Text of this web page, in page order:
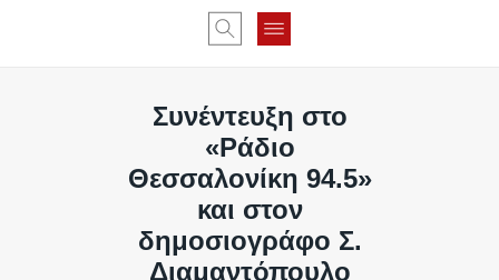
Συνέντευξη στο
«Ράδιο
Θεσσαλονίκη 94.5»
και στον
δημοσιογράφο Σ.
Διαμαντόπουλο